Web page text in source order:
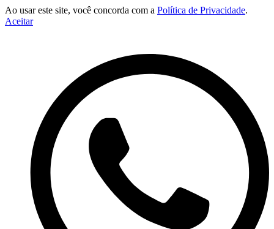
Ao usar este site, você concorda com a Política de Privacidade.
Aceitar